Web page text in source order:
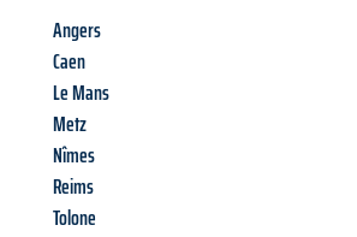
Angers
Caen
Le Mans
Metz
Nîmes
Reims
Tolone